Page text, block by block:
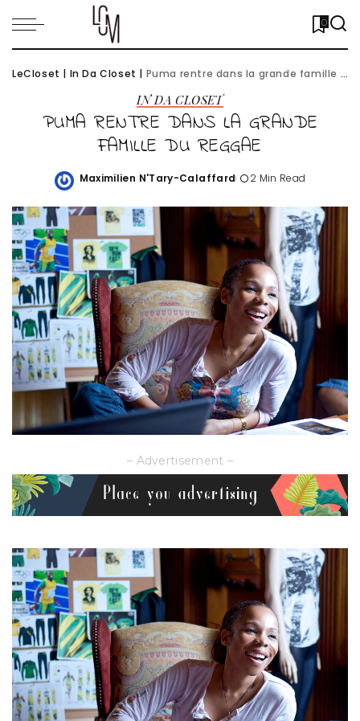
0
LeCloset | In Da Closet | Puma rentre dans la grande famille du reggae
IN DA CLOSET
PUMA RENTRE DANS LA GRANDE
FAMILLE DU REGGAE
Posted
Maximilien N'Tary-Calaffard 2 Min Read
– Advertisement –